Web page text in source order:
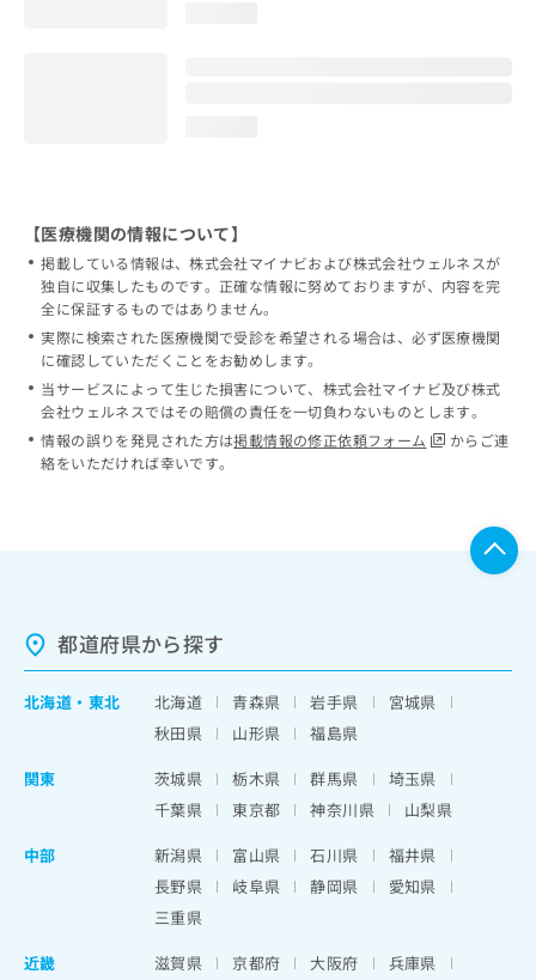
【医療機関の情報について】
掲載している情報は、株式会社マイナビおよび株式会社ウェルネスが
独自に収集したものです。正確な情報に努めておりますが、内容を完
全に保証するものではありません。
実際に検索された医療機関で受診を希望される場合は、必ず医療機関
に確認していただくことをお勧めします。
当サービスによって生じた損害について、株式会社マイナビ及び株式
会社ウェルネスではその賠償の責任を一切負わないものとします。
情報の誤りを発見された方は掲載情報の修正依頼フォーム
からご連
絡をいただければ幸いです。
都道府県から探す
北海道 ・ 東北 北海道 青森県 岩手県
宮城県
秋田県
山形県
福島県
関東
茨城県 栃木県 群馬県
埼玉県
千葉県
東京都 神奈川県
山梨県
中部
新潟県 富山県 石川県
福井県
長野県
岐阜県 静岡県
愛知県
三重県
近畿
滋賀県 京都府 大阪府
兵庫県